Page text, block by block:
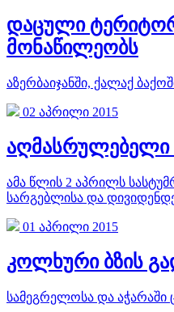
დაცული
მონაწილეობს
აზერბაიჯანში, ქალაქ
02 აპრილი 2015
აღმასრულებელი
ამა წლის 2 აპრილს
სარგებლისა და
01 აპრილი 2015
კოლხური ბზის
სამეგრელოსა და